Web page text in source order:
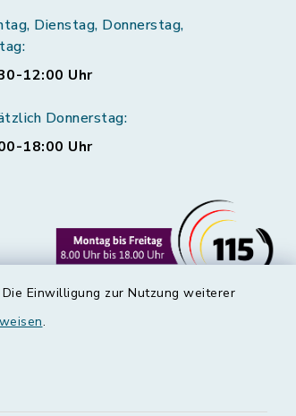
Einwilligung zur Nutzung weiterer
.
Dienstag, Donnerstag,
12:00 Uhr
Donnerstag:
18:00 Uhr